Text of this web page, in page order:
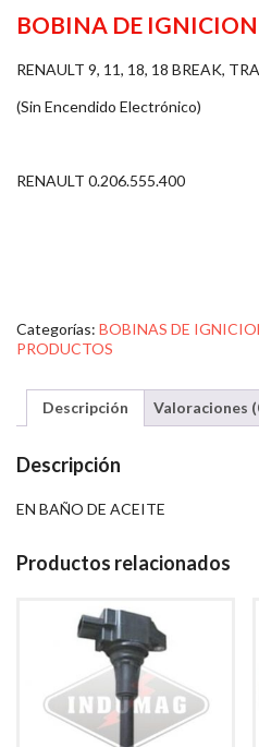
BOBINA DE
RENAULT 9, 11, 18, 18 BREAK,
(Sin Encendido Electrónico)
RENAULT 0.206.555.400
Categorías: BOBINAS DE
PRODUCTOS
Descripción Valoraciones
Descripción
EN BAÑO DE ACEITE
Productos relacionados